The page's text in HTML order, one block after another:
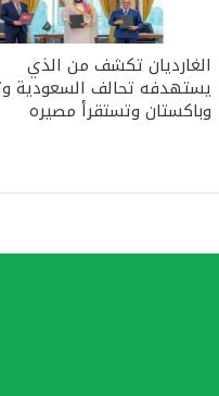
الغارديان تكشف من الذي
يستهدفه تحالف السعودية
وباكستان وتستقرأ مصيره